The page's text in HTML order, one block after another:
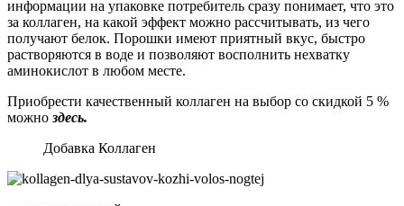
информации на упаковке потребитель сразу понимает, что это
за коллаген, на какой эффект можно рассчитывать, из чего
получают белок. Порошки имеют приятный вкус, быстро
растворяются в воде и позволяют восполнить нехватку
аминокислот в любом месте.
Приобрести качественный коллаген на выбор со скидкой 5 %
можно здесь.
Добавка Коллаген